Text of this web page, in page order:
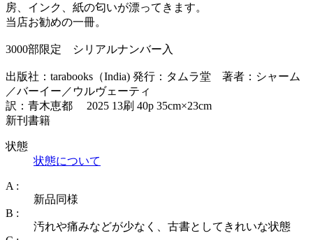
房、インク、紙の匂いが漂ってきます。
当店お勧めの一冊。
3000部限定 シリアルナンバー入
出版社：tarabooks（India) 発行：タムラ堂 著者：シャーム
／バーイー／ウルヴェーティ
訳：青木恵都 2025 13刷 40p 35cm×23cm
新刊書籍
状態
状態について
A :
新品同様
B :
汚れや痛みなどが少なく、古書としてきれいな状態